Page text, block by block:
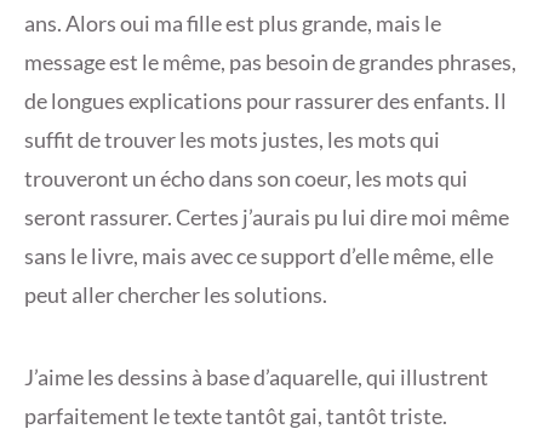
ans. Alors oui ma fille est plus grande, mais le
message est le même, pas besoin de grandes phrases,
de longues explications pour rassurer des enfants. Il
suffit de trouver les mots justes, les mots qui
trouveront un écho dans son coeur, les mots qui
seront rassurer. Certes j’aurais pu lui dire moi même
sans le livre, mais avec ce support d’elle même, elle
peut aller chercher les solutions.
J’aime les dessins à base d’aquarelle, qui illustrent
parfaitement le texte tantôt gai, tantôt triste.